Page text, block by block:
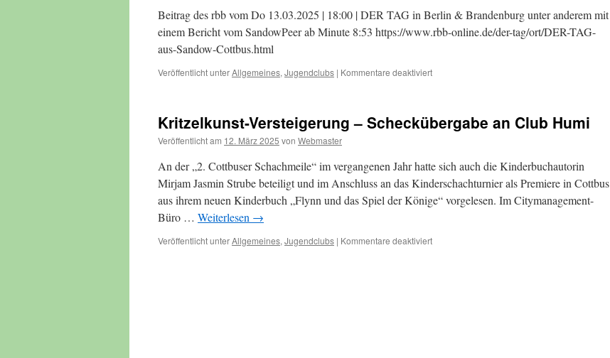
Beitrag des rbb vom Do 13.03.2025 | 18:00 | DER TAG in Berlin & Brandenburg unter anderem mit
einem Bericht vom SandowPeer ab Minute 8:53 https://www.rbb-online.de/der-tag/ort/DER-TAG-
aus-Sandow-Cottbus.html
Veröffentlicht unterAllgemeines, Jugendclubs | Kommentare deaktiviertfür
Platte
Kritzelkunst-Versteigerung – Scheckübergabe an Club Humi
Veröffentlicht am 12. März 2025 von Webmaster
An der „2. Cottbuser Schachmeile“ im vergangenen Jahr hatte sich auch die Kinderbuchautorin
Mirjam Jasmin Strube beteiligt und im Anschluss an das Kinderschachturnier als Premiere in Cottbus
aus ihrem neuen Kinderbuch „Flynn und das Spiel der Könige“ vorgelesen. Im Citymanagement-
Büro … Weiterlesen →
Veröffentlicht unterAllgemeines, Jugendclubs | Kommentare deaktiviertfür